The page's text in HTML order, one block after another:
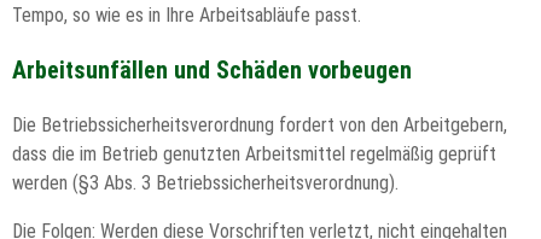
Tempo, so wie es in Ihre Arbeitsabläufe passt.
Arbeitsunfällen und Schäden vorbeugen
Die Betriebssicherheitsverordnung fordert von den Arbeitgebern,
dass die im Betrieb genutzten Arbeitsmittel regelmäßig geprüft
werden (§3 Abs. 3 Betriebssicherheitsverordnung).
Die Folgen: Werden diese Vorschriften verletzt, nicht eingehalten